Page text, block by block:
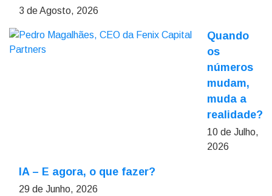
3 de Agosto, 2026
Quando
os
números
mudam,
muda a
realidade?
10 de Julho,
2026
IA – E agora, o que fazer?
29 de Junho, 2026